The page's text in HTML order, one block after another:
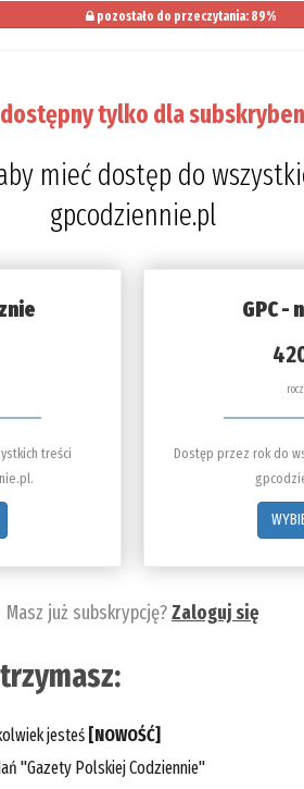
pozostało do przeczytania: 89%
tylko dla
mieć dostęp do
gpcodziennie.pl
treści
GPC -
Dostęp przez rok do
Masz już subskrypcję?Zaloguj się
jesteś [NOWOŚĆ]
"Gazety Polskiej Codziennie"